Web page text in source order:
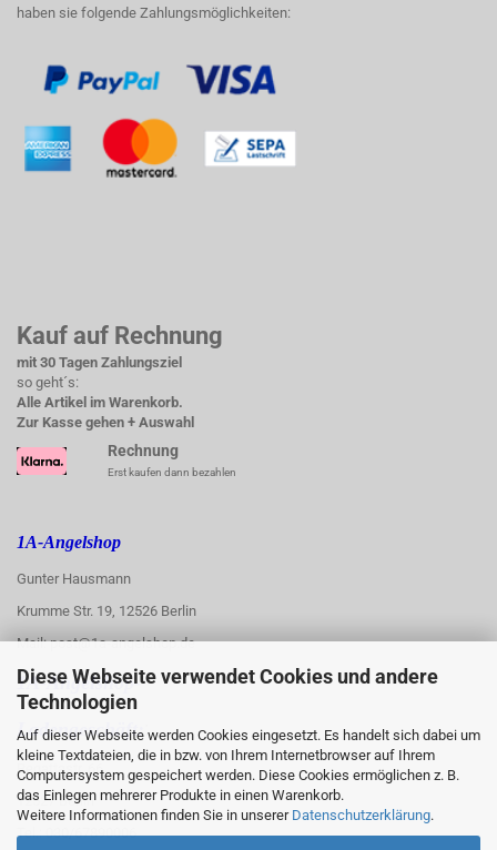
Diese Webseite verwendet Cookies und andere
Technologien
Auf dieser Webseite werden Cookies eingesetzt. Es handelt sich dabei um
kleine Textdateien, die in bzw. von Ihrem Internetbrowser auf Ihrem
Computersystem gespeichert werden. Diese Cookies ermöglichen z. B.
das Einlegen mehrerer Produkte in einen Warenkorb.
Weitere Informationen finden Sie in unserer Datenschutzerklärung.
haben sie folgende Zahlungsmöglichkeiten:
Kauf auf Rechnung
mit 30 Tagen Zahlungsziel
so geht´s:
Alle Artikel im Warenkorb.
Zur Kasse gehen + Auswahl
Rechnung
Erst kaufen dann bezahlen
1A-Angelshop
Gunter Hausmann
Krumme Str. 19, 12526 Berlin
Mail: post@1a-angelshop.de
1A-Angelshop-
Ladengeschäft::
Regattastr. 66
12527 Berlin
Tel.: 030/67890006